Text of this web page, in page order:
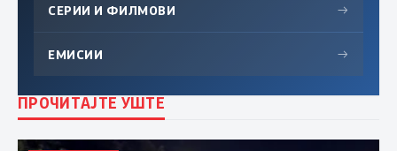
СЕРИИ И ФИЛМОВИ →
ЕМИСИИ →
ПРОЧИТАЈТЕ УШТЕ